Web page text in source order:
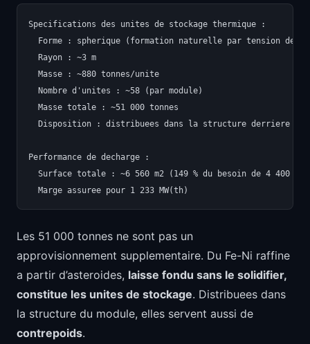
Specifications des unites de stockage thermique :
Forme : spherique (formation naturelle par tension de
  Rayon : ~3 m
  Masse : ~880 tonnes/unite
  Nombre d'unites : ~58 (par module)
  Masse totale : ~51 000 tonnes
Disposition : distribuees dans la structure derriere
Performance de decharge :
  Surface totale : ~6 560 m2 (149 % du besoin de 4 400 m2)
Les 51 000 tonnes ne sont pas un
approvisionnement supplementaire. Du Fe-Ni raffine
a partir d’asteroides, laisse fondu sans le solidifier,
constitue les unites de stockage. Distribuees dans
la structure du module, elles servent aussi de
contrepoids.